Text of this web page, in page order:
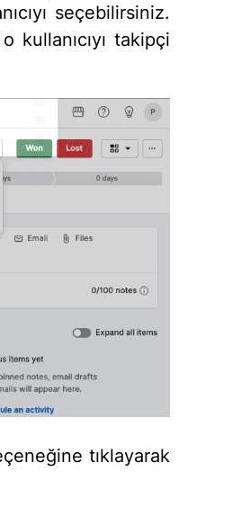
seçebilirsiniz.
kullanıcıyı takipçi
tıklayarak